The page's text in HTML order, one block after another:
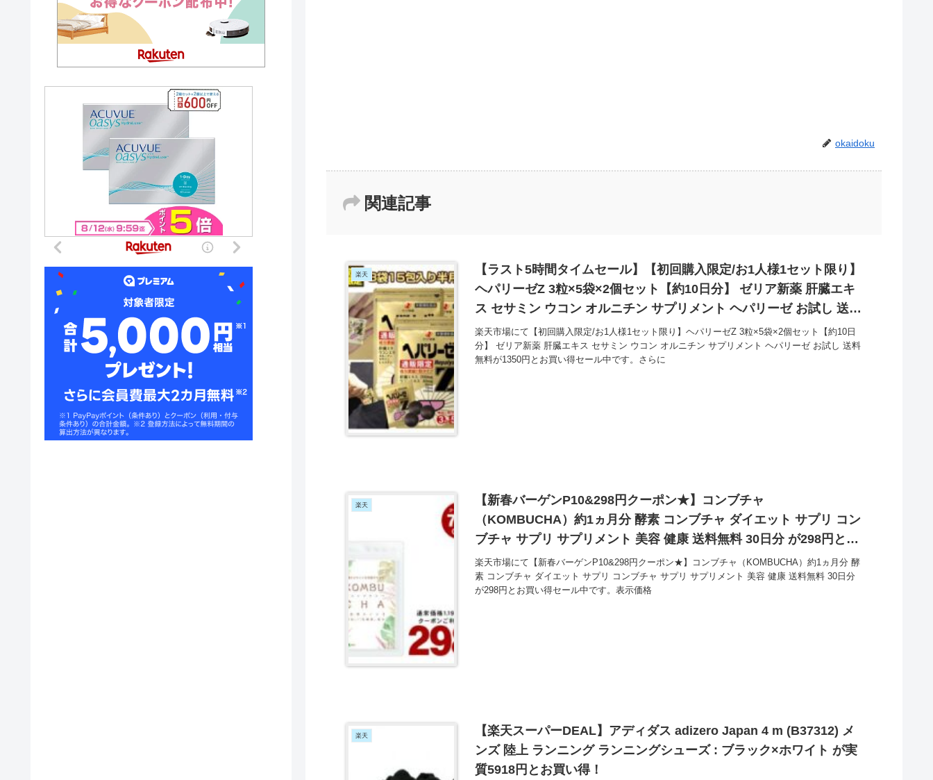
okaidoku
関連記事
楽天
【ラスト5時間タイムセール】【初回購入限定/お1人様1セット限り】
ヘパリーゼZ 3粒×5袋×2個セット【約10日分】 ゼリア新薬 肝臓エキ
ス セサミン ウコン オルニチン サプリメント ヘパリーゼ お試し 送料
無料 が1350円とお買い得！
楽天市場にて【初回購入限定/お1人様1セット限り】ヘパリーゼZ 3粒×5袋×2個セット【約10日
分】 ゼリア新薬 肝臓エキス セサミン ウコン オルニチン サプリメント ヘパリーゼ お試し 送料
無料が1350円とお買い得セール中です。さらに
楽天
【新春バーゲンP10&298円クーポン★】コンブチャ
（KOMBUCHA）約1ヵ月分 酵素 コンブチャ ダイエット サプリ コン
ブチャ サプリ サプリメント 美容 健康 送料無料 30日分 が298円とお
買い得！
楽天市場にて【新春バーゲンP10&298円クーポン★】コンブチャ（KOMBUCHA）約1ヵ月分 酵
素 コンブチャ ダイエット サプリ コンブチャ サプリ サプリメント 美容 健康 送料無料 30日分
が298円とお買い得セール中です。表示価格
楽天
【楽天スーパーDEAL】アディダス adizero Japan 4 m (B37312) メ
ンズ 陸上 ランニング ランニングシューズ : ブラック×ホワイト が実
質5918円とお買い得！